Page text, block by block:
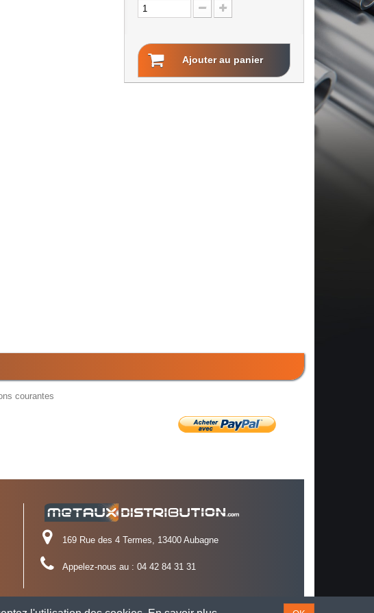
Ajouter au panier
courantes
169 Rue des 4 Termes, 13400 Aubagne
Appelez-nous au : 04 42 84 31 31